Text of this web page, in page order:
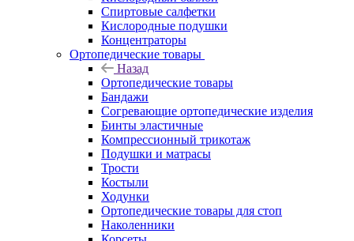
Спиртовые салфетки
Кислородные подушки
Концентраторы
Ортопедические товары
Назад
Ортопедические товары
Бандажи
Согревающие ортопедические изделия
Бинты эластичные
Компрессионный трикотаж
Подушки и матрасы
Трости
Костыли
Ходунки
Ортопедические товары для стоп
Наколенники